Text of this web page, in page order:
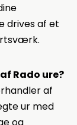
drives af et
Rado ure?
af
ur med